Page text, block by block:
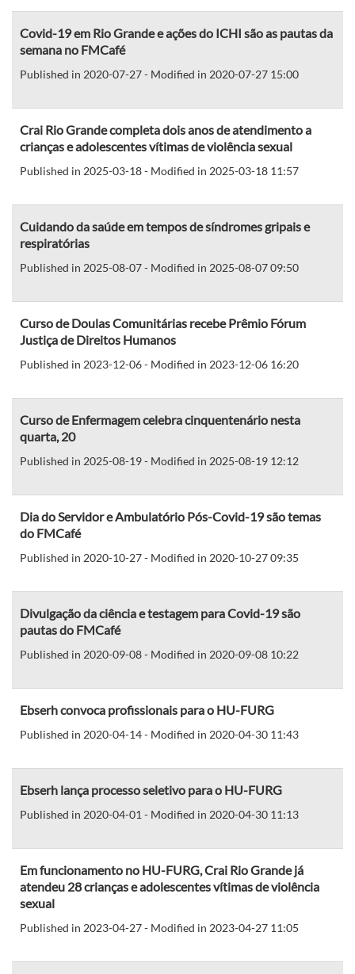
Covid-19 em Rio Grande e ações do ICHI são as pautas da
semana no FMCafé
Published in 2020-07-27 - Modified in 2020-07-27 15:00
Crai Rio Grande completa dois anos de atendimento a
crianças e adolescentes vítimas de violência sexual
Published in 2025-03-18 - Modified in 2025-03-18 11:57
Cuidando da saúde em tempos de síndromes gripais e
respiratórias
Published in 2025-08-07 - Modified in 2025-08-07 09:50
Curso de Doulas Comunitárias recebe Prêmio Fórum
Justiça de Direitos Humanos
Published in 2023-12-06 - Modified in 2023-12-06 16:20
Curso de Enfermagem celebra cinquentenário nesta
quarta, 20
Published in 2025-08-19 - Modified in 2025-08-19 12:12
Dia do Servidor e Ambulatório Pós-Covid-19 são temas
do FMCafé
Published in 2020-10-27 - Modified in 2020-10-27 09:35
Divulgação da ciência e testagem para Covid-19 são
pautas do FMCafé
Published in 2020-09-08 - Modified in 2020-09-08 10:22
Ebserh convoca profissionais para o HU-FURG
Published in 2020-04-14 - Modified in 2020-04-30 11:43
Ebserh lança processo seletivo para o HU-FURG
Published in 2020-04-01 - Modified in 2020-04-30 11:13
Em funcionamento no HU-FURG, Crai Rio Grande já
atendeu 28 crianças e adolescentes vítimas de violência
sexual
Published in 2023-04-27 - Modified in 2023-04-27 11:05